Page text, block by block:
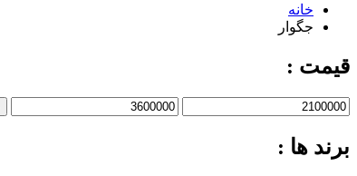
خانه
جگوار
قیمت :
برند ها :